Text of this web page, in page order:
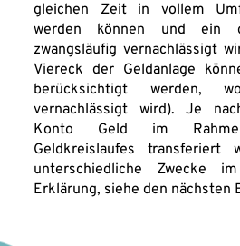
gleichen Zeit in vollem
werden können und ein
zwangsläufig vernachlässigt
Viereck der Geldanlage
berücksichtigt werden,
vernachlässigt wird). Je
Konto Geld im
Geldkreislaufes transferiert
unterschiedliche Zwecke
Erklärung, siehe den nächsten